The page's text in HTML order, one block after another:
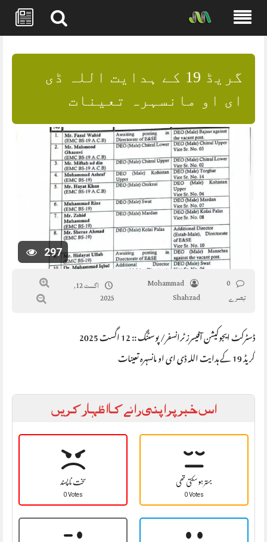
content
گریڈ 19 کے ہدایت اللہ ڈی
ای او مانسہرہ تعینات
297
0
تبصرے
Mohammad
Shahzad
اگست 12,
2025
ڈسٹرکٹ ایجوکیشن آفیسرز ٹرانسفر/ پوسٹنگ :: 12 اگست 2025
گریڈ 19 کے ہدایت اللہ ڈی ای او مانسہرہ تعینات
اس خبر پر اپنی رائے کا اظہار کریں
سخت نا پسند
0 Votes
بہتر ہو سکتی تھی
0 Votes